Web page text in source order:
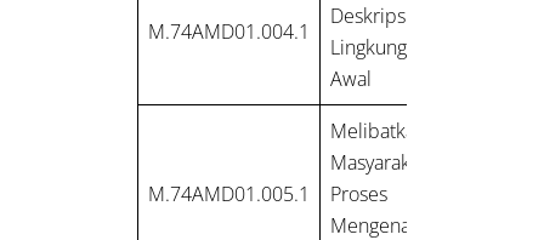
M.74AMD01.004.1
Deskripsi Rona
Lingkungan Hidup
Awal
M.74AMD01.005.1
Melibatkan
Masyarakat dalam
Proses Analisis
Mengenai Dampak